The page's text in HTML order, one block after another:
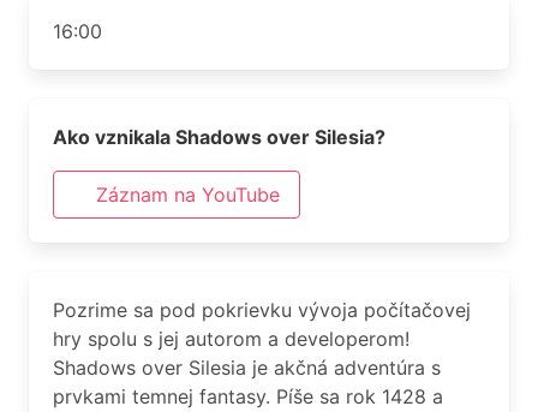
16:00
Ako vznikala Shadows over Silesia?
Záznam na YouTube
Pozrime sa pod pokrievku vývoja počítačovej
hry spolu s jej autorom a developerom!
Shadows over Silesia je akčná adventúra s
prvkami temnej fantasy. Píše sa rok 1428 a